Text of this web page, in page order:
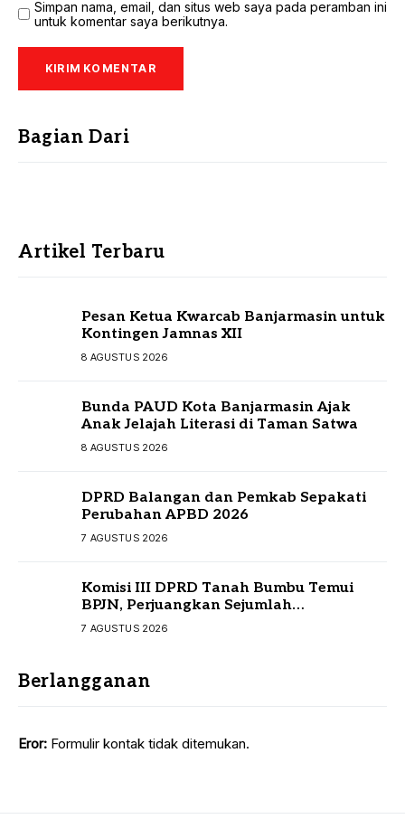
Simpan nama, email, dan situs web saya pada peramban ini
untuk komentar saya berikutnya.
Bagian Dari
Artikel Terbaru
Pesan Ketua Kwarcab Banjarmasin untuk
Kontingen Jamnas XII
8 AGUSTUS 2026
Bunda PAUD Kota Banjarmasin Ajak
Anak Jelajah Literasi di Taman Satwa
8 AGUSTUS 2026
DPRD Balangan dan Pemkab Sepakati
Perubahan APBD 2026
7 AGUSTUS 2026
Komisi III DPRD Tanah Bumbu Temui
BPJN, Perjuangkan Sejumlah
Infrastruktur Strategis
7 AGUSTUS 2026
Berlangganan
Eror: Formulir kontak tidak ditemukan.